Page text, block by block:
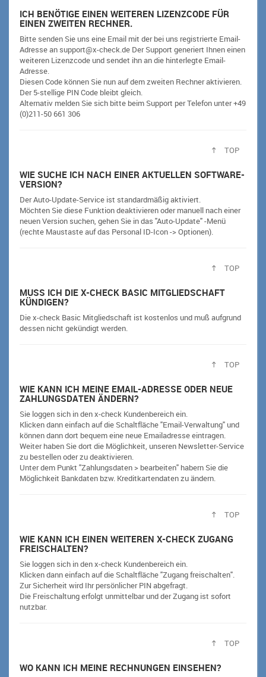
ICH BENÖTIGE EINEN WEITEREN LIZENZCODE FÜR
EINEN ZWEITEN RECHNER.
Bitte senden Sie uns eine Email mit der bei uns registrierte Email-
Adresse an support@x-check.de Der Support generiert Ihnen einen
weiteren Lizenzcode und sendet ihn an die hinterlegte Email-
Adresse.
Diesen Code können Sie nun auf dem zweiten Rechner aktivieren.
Der 5-stellige PIN Code bleibt gleich.
Alternativ melden Sie sich bitte beim Support per Telefon unter +49
(0)211-50 661 306
TOP
WIE SUCHE ICH NACH EINER AKTUELLEN SOFTWARE-
VERSION?
Der Auto-Update-Service ist standardmäßig aktiviert.
Möchten Sie diese Funktion deaktivieren oder manuell nach einer
neuen Version suchen, gehen Sie in das "Auto-Update" -Menü
(rechte Maustaste auf das Personal ID-Icon -> Optionen).
TOP
MUSS ICH DIE X-CHECK BASIC MITGLIEDSCHAFT
KÜNDIGEN?
Die x-check Basic Mitgliedschaft ist kostenlos und muß aufgrund
dessen nicht gekündigt werden.
TOP
WIE KANN ICH MEINE EMAIL-ADRESSE ODER NEUE
ZAHLUNGSDATEN ÄNDERN?
Sie loggen sich in den x-check Kundenbereich ein.
Klicken dann einfach auf die Schaltfläche "Email-Verwaltung" und
können dann dort bequem eine neue Emailadresse eintragen.
Weiter haben Sie dort die Möglichkeit, unseren Newsletter-Service
zu bestellen oder zu deaktivieren.
Unter dem Punkt "Zahlungsdaten > bearbeiten" habern Sie die
Möglichkeit Bankdaten bzw. Kreditkartendaten zu ändern.
TOP
WIE KANN ICH EINEN WEITEREN X-CHECK ZUGANG
FREISCHALTEN?
Sie loggen sich in den x-check Kundenbereich ein.
Klicken dann einfach auf die Schaltfläche "Zugang freischalten".
Zur Sicherheit wird Ihr persönlicher PIN abgefragt.
Die Freischaltung erfolgt unmittelbar und der Zugang ist sofort
nutzbar.
TOP
WO KANN ICH MEINE RECHNUNGEN EINSEHEN?